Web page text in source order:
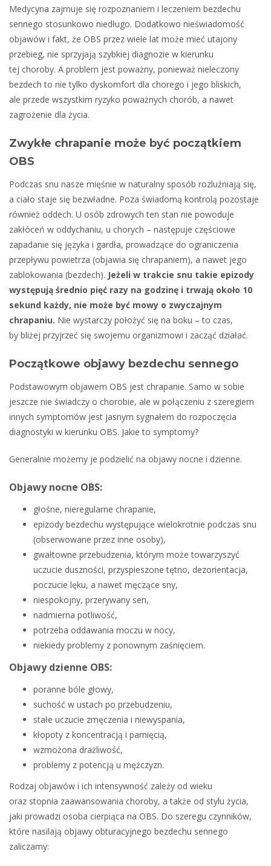
Medycyna zajmuje się rozpoznaniem i leczeniem bezdechu
sennego stosunkowo niedługo. Dodatkowo nieświadomość
objawów i fakt, że OBS przez wiele lat może mieć utajony
przebieg, nie sprzyjają szybkiej diagnozie w kierunku
tej choroby. A problem jest poważny, ponieważ nieleczony
bezdech to nie tylko dyskomfort dla chorego i jego bliskich,
ale przede wszystkim ryzyko poważnych chorób, a nawet
zagrożenie dla życia.
Zwykłe chrapanie może być początkiem
OBS
Podczas snu nasze mięśnie w naturalny sposób rozluźniają się,
a ciało staje się bezwładne. Poza świadomą kontrolą pozostaje
również oddech. U osób zdrowych ten stan nie powoduje
zakłóceń w oddychaniu, u chorych – następuje częściowe
zapadanie się języka i gardła, prowadzące do ograniczenia
przepływu powietrza (objawia się chrapaniem), a nawet jego
zablokowania (bezdech). Jeżeli w trakcie snu takie epizody
występują średnio pięć razy na godzinę i trwają około 10
sekund każdy, nie może być mowy o zwyczajnym
chrapaniu. Nie wystarczy położyć się na boku – to czas,
by bliżej przyjrzeć się swojemu organizmowi i zacząć działać.
Początkowe objawy bezdechu sennego
Podstawowym objawem OBS jest chrapanie. Samo w sobie
jeszcze nie świadczy o chorobie, ale w połączeniu z szeregiem
innych symptomów jest jasnym sygnałem do rozpoczęcia
diagnostyki w kierunku OBS. Jakie to symptomy?
Generalnie możemy je podzielić na objawy nocne i dzienne.
Objawy nocne OBS:
głośne, nieregularne chrapanie,
epizody bezdechu występujące wielokrotnie podczas snu
(obserwowane przez inne osoby),
gwałtowne przebudzenia, którym może towarzyszyć
uczucie duszności, przyspieszone tętno, dezorientacja,
poczucie lęku, a nawet męczące sny,
niespokojny, przerywany sen,
nadmierna potliwość,
potrzeba oddawania moczu w nocy,
niekiedy problemy z ponownym zaśnięciem.
Objawy dzienne OBS:
poranne bóle głowy,
suchość w ustach po przebudzeniu,
stałe uczucie zmęczenia i niewyspania,
kłopoty z koncentracją i pamięcią,
wzmożona drażliwość,
problemy z potencją u mężczyzn.
Rodzaj objawów i ich intensywność zależy od wieku
oraz stopnia zaawansowania choroby, a także od stylu życia,
jaki prowadzi osoba cierpiąca na OBS. Do szeregu czynników,
które nasilają objawy obturacyjnego bezdechu sennego
zaliczamy: